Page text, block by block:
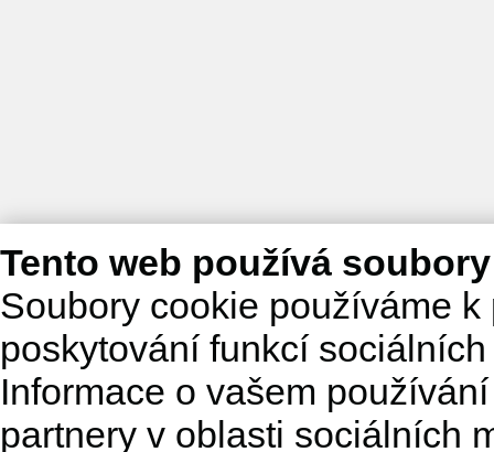
Tento web používá
Soubory cookie používáme
poskytování funkcí
Informace o vašem
partnery v oblasti sociálních